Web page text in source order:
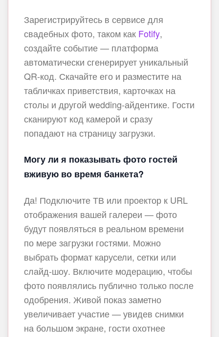
Зарегистрируйтесь в сервисе для
свадебных фото, таком как Fotify,
создайте событие — платформа
автоматически сгенерирует уникальный
QR-код. Скачайте его и разместите на
табличках приветствия, карточках на
столы и другой wedding‑айдентике. Гости
сканируют код камерой и сразу
попадают на страницу загрузки.
Могу ли я показывать фото гостей
вживую во время банкета?
Да! Подключите ТВ или проектор к URL
отображения вашей галереи — фото
будут появляться в реальном времени
по мере загрузки гостями. Можно
выбрать формат карусели, сетки или
слайд-шоу. Включите модерацию, чтобы
фото появлялись публично только после
одобрения. Живой показ заметно
увеличивает участие — увидев снимки
на большом экране, гости охотнее